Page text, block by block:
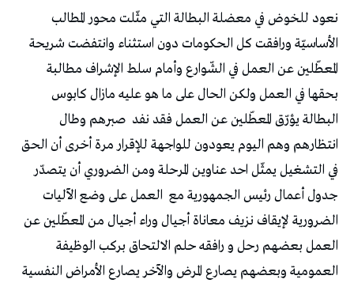
نعود للخوض في معضلة البطالة التي مثّلت محور المطالب
الأساسيّة ورافقت كل الحكومات دون استثناء وانتفضت شريحة
المعطّلين عن العمل في الشّوارع وأمام سلط الإشراف مطالبة
بحقها في العمل ولكن الحال على ما هو عليه مازال كابوس
البطالة يؤرّق المعطّلين عن العمل فقد نفد صبرهم وطال
انتظارهم وهم اليوم يعودون للواجهة للإقرار مرة أخرى أن الحق
في التشغيل يمثّل احد عناوين المرحلة ومن الضروري أن يتصدّر
جدول أعمال رئيس الجمهورية مع العمل على وضع الآليات
الضرورية لإيقاف نزيف معاناة أجيال وراء أجيال من المعطّلين عن
العمل بعضهم رحل و رافقه حلم الالتحاق بركب الوظيفة
العمومية وبعضهم يصارع المرض والآخر يصارع الأمراض النفسية